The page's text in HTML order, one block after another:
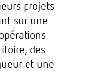
projets
sur une
des
et une